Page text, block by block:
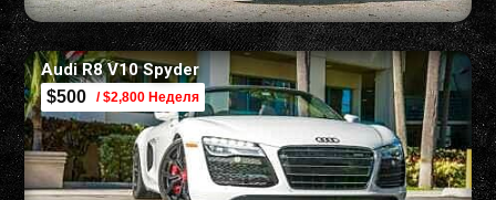
Audi R8 V10 Spyder
$500 / $2,800 Неделя